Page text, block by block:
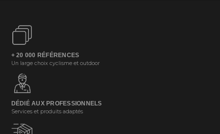
+ 20 000 RÉFÉRENCES
Un large choix cyclisme et outdoor
DÉDIÉ AUX PROFESSIONNELS
Services et produits adaptés